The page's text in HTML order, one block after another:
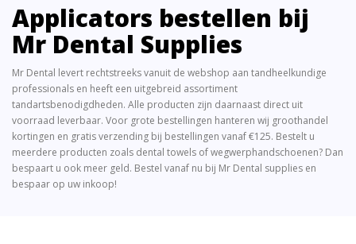
Applicators bestellen bij
Mr Dental Supplies
Mr Dental levert rechtstreeks vanuit de webshop aan tandheelkundige
professionals en heeft een uitgebreid assortiment
tandartsbenodigdheden. Alle producten zijn daarnaast direct uit
voorraad leverbaar. Voor grote bestellingen hanteren wij groothandel
kortingen en gratis verzending bij bestellingen vanaf €125. Bestelt u
meerdere producten zoals dental towels ofwegwerphandschoenen? Dan
bespaart u ook meer geld. Bestel vanaf nu bij Mr Dental supplies en
bespaar op uw inkoop!